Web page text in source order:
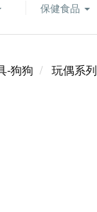
保健食品
-狗狗 玩偶系列